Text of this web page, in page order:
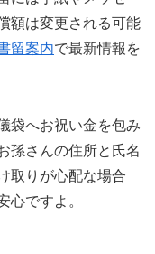
額は変更される可能
留案内で最新情報を
袋へお祝い金を包み
孫さんの住所と氏名
取りが心配な場合
心ですよ。